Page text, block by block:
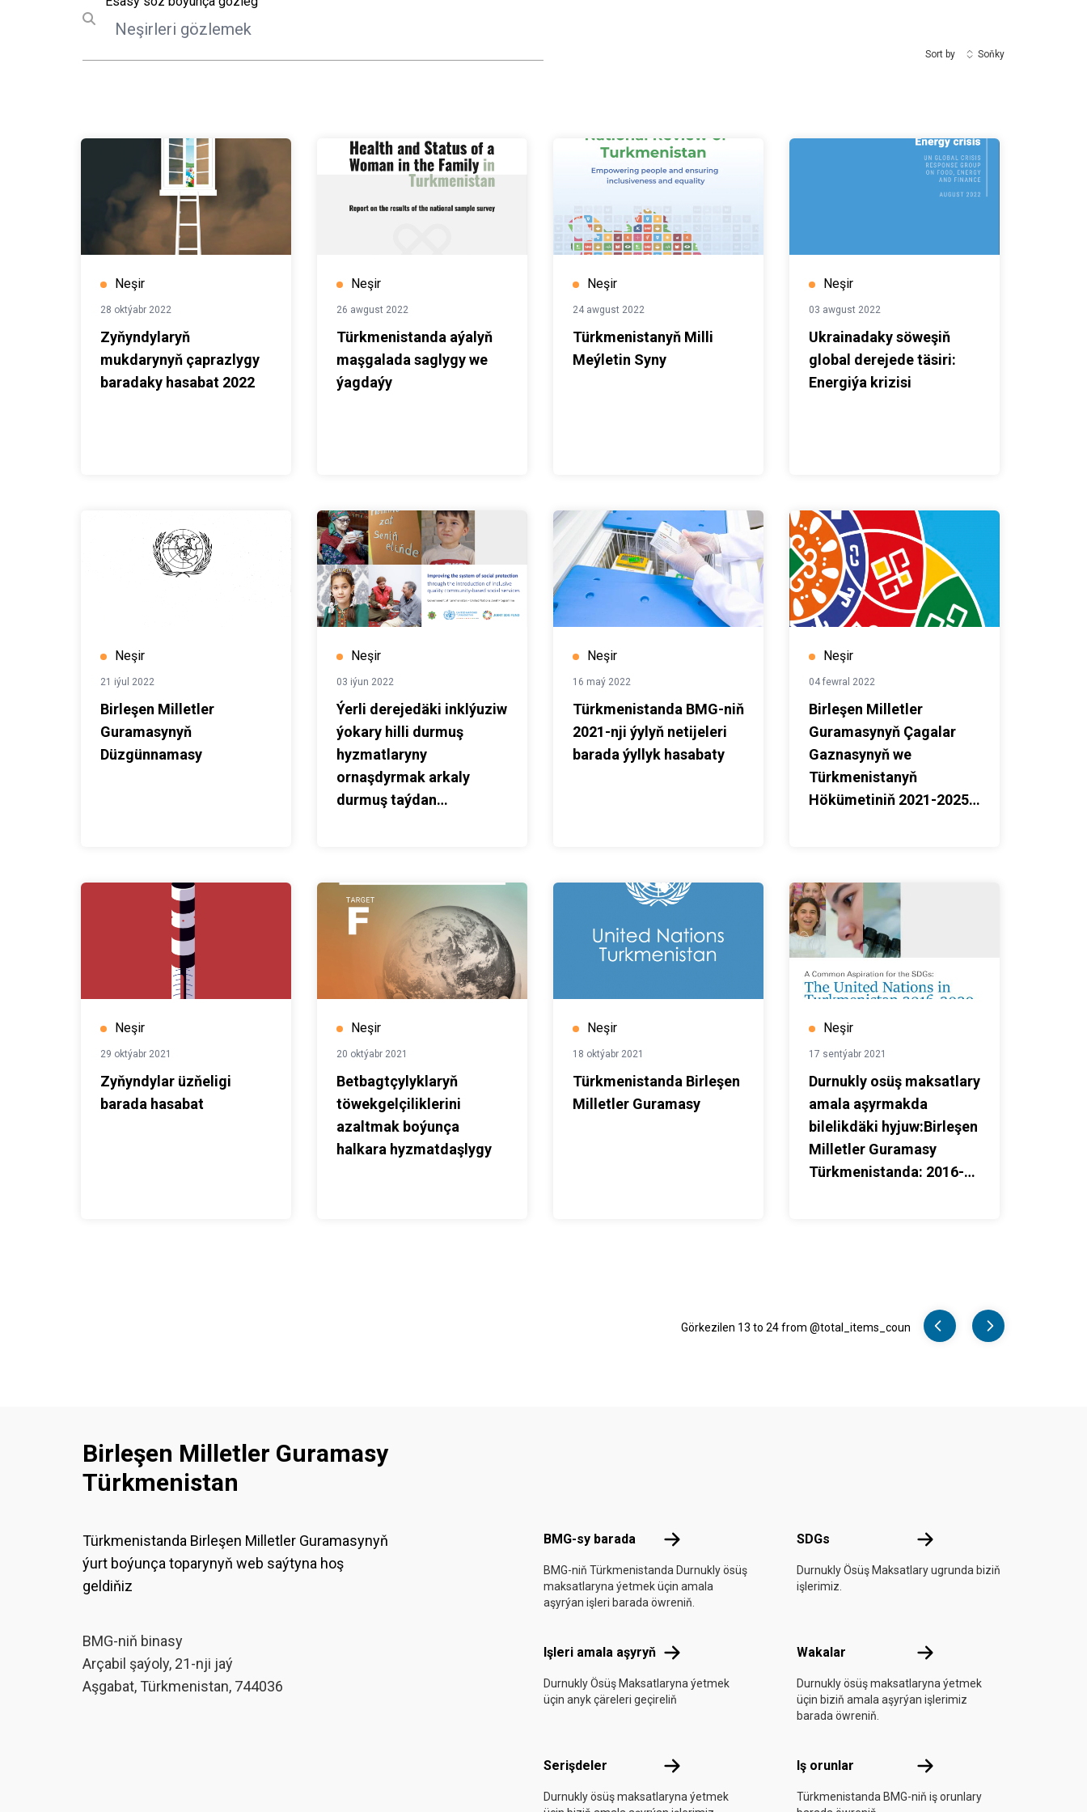
ösüş mümkinçiligine esaslanyp, Türkmenistana
DÖM-e ýetmekde ähli mümkinçiliklerini dolylygyna
Submit search
Sort by Soňky
Neşir
28 oktýabr 2022
Zyňyndylaryň
mukdarynyň çaprazlygy
baradaky hasabat 2022
Neşir
26 awgust 2022
Türkmenistanda aýalyň
maşgalada saglygy we
ýagdaýy
Neşir
24 awgust 2022
Türkmenistanyň Milli
Meýletin Syny
Neşir
03 awgust 2022
Ukrainadaky söweşiň
global derejede täsiri:
Energiýa krizisi
Neşir
21 iýul 2022
Birleşen Milletler
Guramasynyň
Düzgünnamasy
Neşir
03 iýun 2022
Ýerli derejedäki inklýuziw
ýokary hilli durmuş
hyzmatlaryny
ornaşdyrmak arkaly
durmuş taýdan
Neşir
16 maý 2022
Türkmenistanda BMG-niň
2021-nji ýylyň netijeleri
barada ýyllyk hasabaty
Neşir
04 fewral 2022
Birleşen Milletler
Guramasynyň Çagalar
Gaznasynyň we
Türkmenistanyň
Hökümetiniň 2021-2025
Neşir
29 oktýabr 2021
Zyňyndylar üzňeligi
barada hasabat
Neşir
20 oktýabr 2021
Betbagtçylyklaryň
töwekgelçiliklerini
azaltmak boýunça
halkara hyzmatdaşlygy
Neşir
18 oktýabr 2021
Türkmenistanda Birleşen
Milletler Guramasy
Neşir
17 sentýabr 2021
Durnukly osüş maksatlary
amala aşyrmakda
bilelikdäki hyjuw:Birleşen
Milletler Guramasy
Türkmenistanda: 2016-
Pager
Görkezilen 13 to 24 from @total_items_coun
Birleşen Milletler Guramasy
Türkmenistan
Türkmenistanda Birleşen Milletler Guramasynyň
ýurt boýunça toparynyň web saýtyna hoş
geldiňiz
BMG-niň binasy
Arçabil şaýoly, 21-nji jaý
Aşgabat, Türkmenistan, 744036
BMG-sy barada BMG-sy barada
BMG-niň Türkmenistanda Durnukly ösüş
maksatlaryna ýetmek üçin amala
aşyrýan işleri barada öwreniň.
SDGs SDGs
Durnukly Ösüş Maksatlary ugrunda biziň
işlerimiz.
Işleri amala aşyryň Işleri amala aşyryň
Durnukly Ösüş Maksatlaryna ýetmek
üçin anyk çäreleri geçireliň
Wakalar Wakalar
Durnukly ösüş maksatlaryna ýetmek
üçin biziň amala aşyrýan işlerimiz
barada öwreniň.
Serişdeler Serişdeler
Durnukly ösüş maksatlaryna ýetmek
Iş orunlar Iş orunlar
Türkmenistanda BMG-niň iş orunlary